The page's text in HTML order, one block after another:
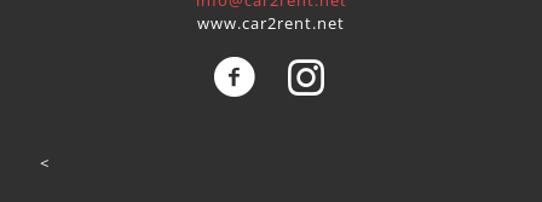
www.car2rent.net
<